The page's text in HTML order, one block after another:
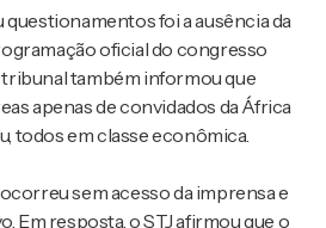
foi a ausência da
oficial do congresso
tribunal também informou que
apenas de convidados da África
todos em classe econômica.
sem acesso da imprensa e
Em resposta, o STJ afirmou que o